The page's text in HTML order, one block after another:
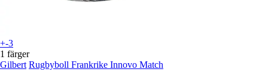
+-3
1 färger
Gilbert Rugbyboll Frankrike Innovo Match